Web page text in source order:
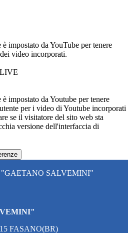
impostato da YouTube per tenere
video incorporati.
impostato da Youtube per tenere
per i video di Youtube incorporati
se il visitatore del sito web sta
versione dell'interfaccia di
"GAETANO SALVEMINI"
FASANO(BR)